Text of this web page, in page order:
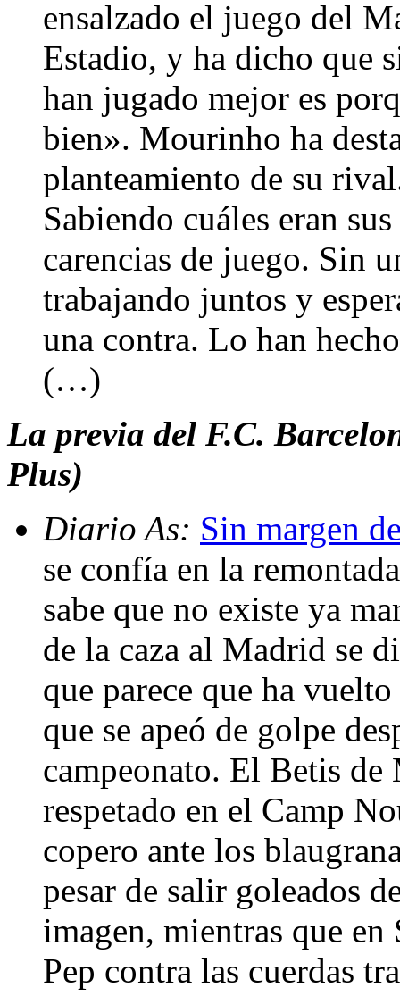
ensalzado el juego del
Estadio, y ha dicho que
han jugado mejor es
bien». Mourinho ha
planteamiento de su
Sabiendo cuáles eran
carencias de juego. Sin
trabajando juntos y
una contra. Lo han
(…)
La previa del F.C.
Plus)
Diario As: Sin margen
se confía en la
sabe que no existe ya
de la caza al Madrid se
que parece que ha
que se apeó de golpe
campeonato. El Betis de
respetado en el Camp
copero ante los
pesar de salir goleados
imagen, mientras que
Pep contra las cuerdas